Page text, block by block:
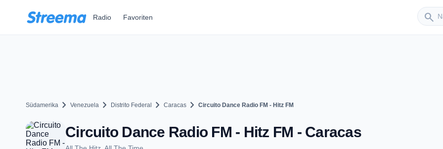
Radio Favoriten search
Sender
Südamerika chevron_right Venezuela chevron_right Distrito Federal chevron_right Caracas chevron_right Circuito Dance Radio FM - Hitz FM
Circuito Dance Radio FM - Hitz FM - Caracas